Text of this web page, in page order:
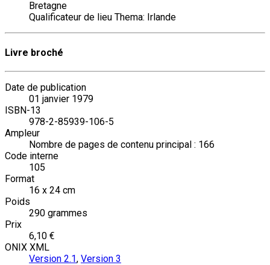
Bretagne
Qualificateur de lieu Thema: Irlande
Livre broché
Date de publication
01 janvier 1979
ISBN-13
978-2-85939-106-5
Ampleur
Nombre de pages de contenu principal : 166
Code interne
105
Format
16 x 24 cm
Poids
290 grammes
Prix
6,10 €
ONIX XML
Version 2.1, Version 3